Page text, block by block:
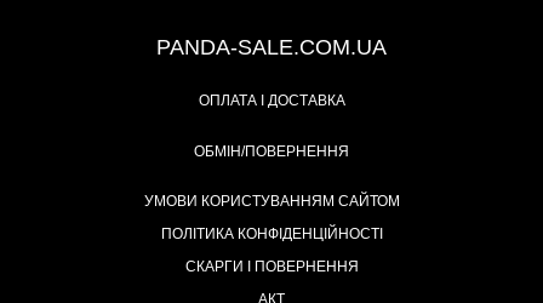
PANDA-SALE.COM.UA
ОПЛАТА І ДОСТАВКА
ОБМІН/ПОВЕРНЕННЯ
УМОВИ КОРИСТУВАННЯМ САЙТОМ
ПОЛІТИКА КОНФІДЕНЦІЙНОСТІ
СКАРГИ І ПОВЕРНЕННЯ
АКТ